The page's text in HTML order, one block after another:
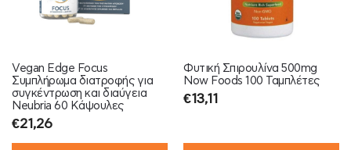
Vegan Edge Focus
Συμπλήρωμα διατροφής για
συγκέντρωση και διαύγεια
Neubria 60 Κάψουλες
€21,26
Φυτική Σπιρουλίνα 500mg
Now Foods 100 Ταμπλέτες
€13,11